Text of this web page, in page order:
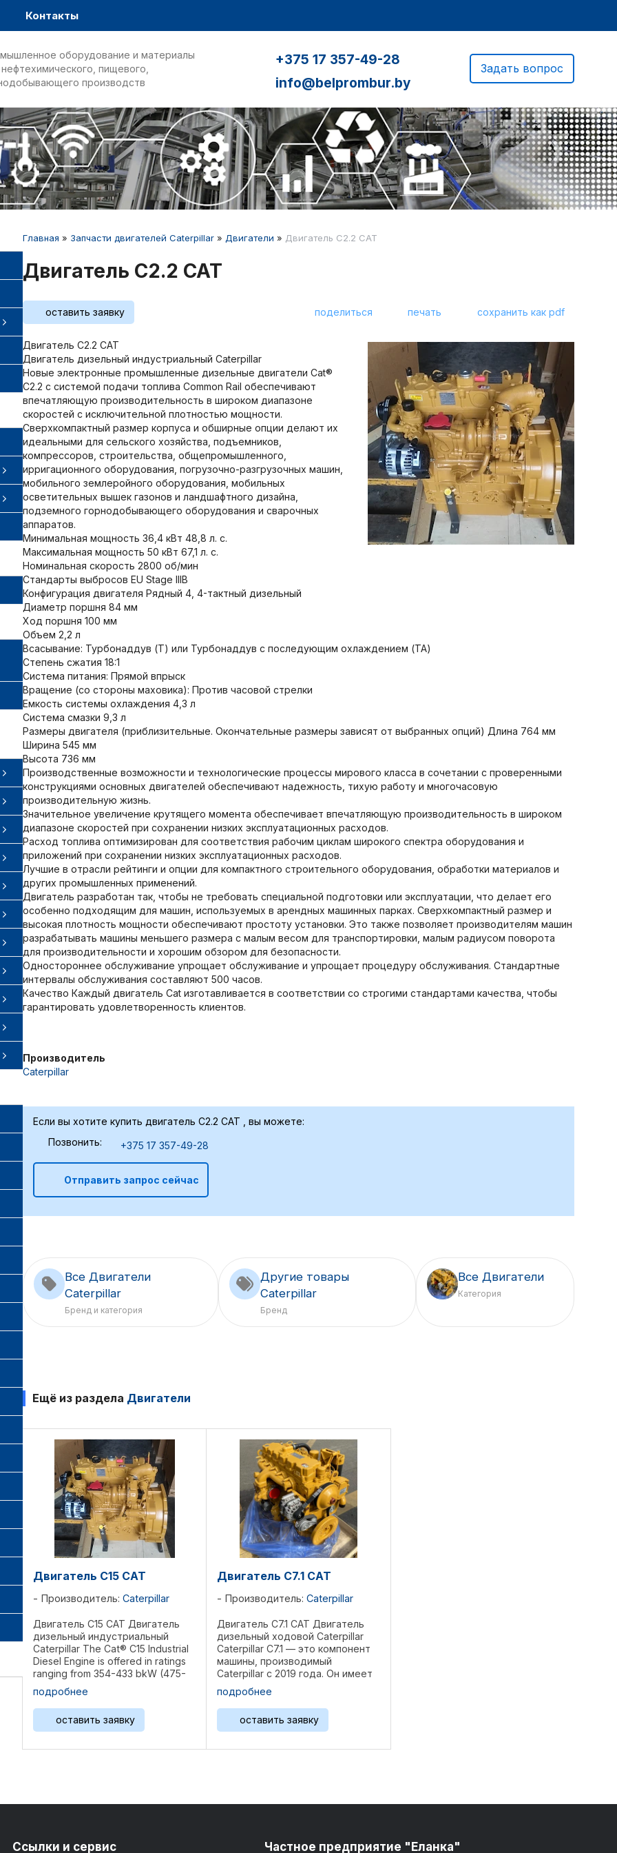
Контакты
оборудование и материалы
пищевого,
производств
+375 17 357-49-28
info@belprombur.by
Задать вопрос
Главная » Запчасти двигателей Caterpillar » Двигатели » Двигатель C2.2 CAT
Двигатель C2.2 CAT
оставить заявку поделиться печать сохранить как pdf
Двигатель C2.2 CAT
Двигатель дизельный индустриальный Caterpillar
Новые электронные промышленные дизельные двигатели Cat®
C2.2 с системой подачи топлива Common Rail обеспечивают
впечатляющую производительность в широком диапазоне
скоростей с исключительной плотностью мощности.
Сверхкомпактный размер корпуса и обширные опции делают их
идеальными для сельского хозяйства, подъемников,
компрессоров, строительства, общепромышленного,
ирригационного оборудования, погрузочно-разгрузочных машин,
мобильного землеройного оборудования, мобильных
осветительных вышек газонов и ландшафтного дизайна,
подземного горнодобывающего оборудования и сварочных
аппаратов.
Минимальная мощность 36,4 кВт 48,8 л. с.
Максимальная мощность 50 кВт 67,1 л. с.
Номинальная скорость 2800 об/мин
Стандарты выбросов EU Stage IIIB
Конфигурация двигателя Рядный 4, 4-тактный дизельный
Диаметр поршня 84 мм
Ход поршня 100 мм
Объем 2,2 л
Всасывание: Турбонаддув (T) или Турбонаддув с последующим охлаждением (TA)
Степень сжатия 18:1
Система питания: Прямой впрыск
Вращение (со стороны маховика): Против часовой стрелки
Емкость системы охлаждения 4,3 л
Система смазки 9,3 л
Размеры двигателя (приблизительные. Окончательные размеры зависят от выбранных опций) Длина 764 мм
Ширина 545 мм
Высота 736 мм
Производственные возможности и технологические процессы мирового класса в сочетании с проверенными
конструкциями основных двигателей обеспечивают надежность, тихую работу и многочасовую
производительную жизнь.
Значительное увеличение крутящего момента обеспечивает впечатляющую производительность в широком
диапазоне скоростей при сохранении низких эксплуатационных расходов.
Расход топлива оптимизирован для соответствия рабочим циклам широкого спектра оборудования и
приложений при сохранении низких эксплуатационных расходов.
Лучшие в отрасли рейтинги и опции для компактного строительного оборудования, обработки материалов и
других промышленных применений.
Двигатель разработан так, чтобы не требовать специальной подготовки или эксплуатации, что делает его
особенно подходящим для машин, используемых в арендных машинных парках. Сверхкомпактный размер и
высокая плотность мощности обеспечивают простоту установки. Это также позволяет производителям машин
разрабатывать машины меньшего размера с малым весом для транспортировки, малым радиусом поворота
для производительности и хорошим обзором для безопасности.
Одностороннее обслуживание упрощает обслуживание и упрощает процедуру обслуживания. Стандартные
интервалы обслуживания составляют 500 часов.
Качество Каждый двигатель Cat изготавливается в соответствии со строгими стандартами качества, чтобы
гарантировать удовлетворенность клиентов.
Производитель
Caterpillar
Если вы хотите купить двигатель C2.2 CAT , вы можете:
Позвонить:
+375 17 357-49-28
Отправить запрос сейчас
Все Двигатели
Caterpillar
Бренд и категория
Другие товары
Caterpillar
Бренд
Все Двигатели
Категория
Ещё из раздела Двигатели
Двигатель C15 CAT
Производитель: Caterpillar
Двигатель C15 CAT Двигатель
дизельный индустриальный
Caterpillar The Cat® C15 Industrial
Diesel Engine is offered in ratings
ranging from 354-433 bkW (475-
580 bhp) @ 1800-2100 rpm. These
ratings meet U.S. EPA Tier 4 Final,
EU Stage V, Japan 2014, ...
подробнее
оставить заявку
Двигатель C7.1 CAT
Производитель: Caterpillar
Двигатель C7.1 CAT Двигатель
дизельный ходовой Caterpillar
Caterpillar C7.1 — это компонент
машины, производимый
Caterpillar с 2019 года. Он имеет
рабочий объем 7,01 литра и вес
507 кг. С 6 цилиндрами он имеет
диаметр цилиндра 105 мм и ход
поршня ...
подробнее
оставить заявку
Ссылки и сервис Частное предприятие "Еланка"